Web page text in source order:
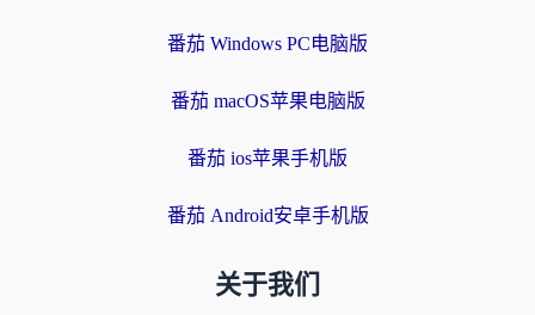
番茄 Windows PC电脑版
番茄 macOS苹果电脑版
番茄 ios苹果手机版
番茄 Android安卓手机版
关于我们